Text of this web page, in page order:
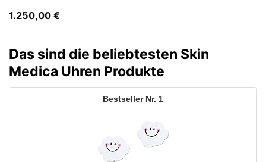
1.250,00 €
Das sind die beliebtesten Skin
Medica Uhren Produkte
1